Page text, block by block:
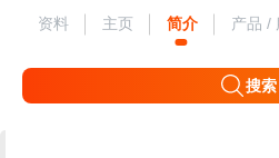
资料 主页 简介 产品 /
搜索